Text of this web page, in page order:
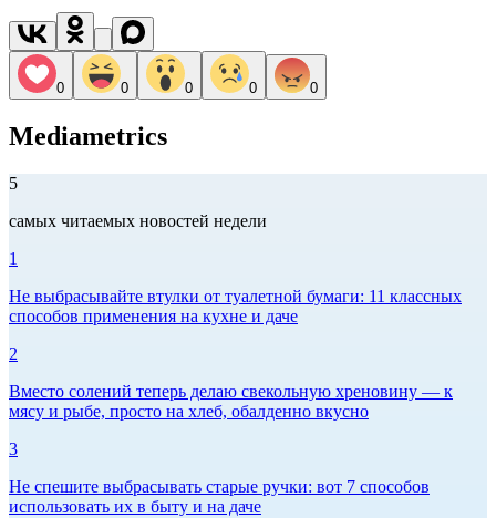
0 0 0 0 0
Mediametrics
5
самых читаемых новостей недели
1
Не выбрасывайте втулки от туалетной бумаги: 11 классных
способов применения на кухне и даче
2
Вместо солений теперь делаю свекольную хреновину — к
мясу и рыбе, просто на хлеб, обалденно вкусно
3
Не спешите выбрасывать старые ручки: вот 7 способов
использовать их в быту и на даче